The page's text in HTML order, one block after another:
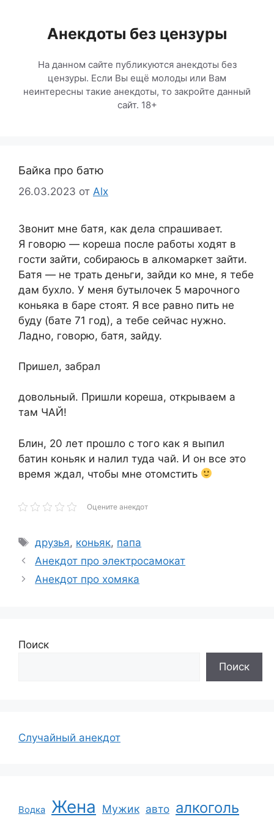
содержимомуАнекдоты без цензуры
На данном сайте публикуются анекдоты без
цензуры. Если Вы ещё молоды или Вам
неинтересны такие анекдоты, то закройте данный
сайт. 18+
Байка про батю
26.03.2023 от Alx
Звонит мне батя, как дела спрашивает.
Я говорю — кореша после работы ходят в
гости зайти, собираюсь в алкомаркет зайти.
Батя — не трать деньги, зайди ко мне, я тебе
дам бухло. У меня бутылочек 5 марочного
коньяка в баре стоят. Я все равно пить не
буду (бате 71 год), а тебе сейчас нужно.
Ладно, говорю, батя, зайду.
Пришел, забрал
довольный. Пришли кореша, открываем а
там ЧАЙ!
Блин, 20 лет прошло с того как я выпил
батин коньяк и налил туда чай. И он все это
время ждал, чтобы мне отомстить
Оцените анекдот
Метки
друзья, коньяк, папа
Анекдот про электросамокат
Анекдот про хомяка
Поиск
Поиск
Случайный анекдот
Водка Жена Мужик авто алкоголь